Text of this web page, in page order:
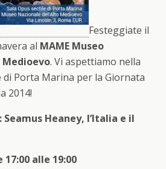
Festeggiate il
al MAME Museo
Medioevo. Vi aspettiamo nella
di Porta Marina per la Giornata
2014!
Heaney, l’Italia e il
alle 19:00